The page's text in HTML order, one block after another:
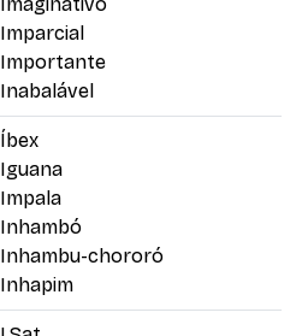
Imparcial
Importante
Inabalável
Íbex
Iguana
Impala
Inhambó
Inhambu-chororó
Inhapim